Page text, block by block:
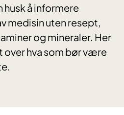
husk å informere
medisin uten resept,
og mineraler. Her
over hva som bør være